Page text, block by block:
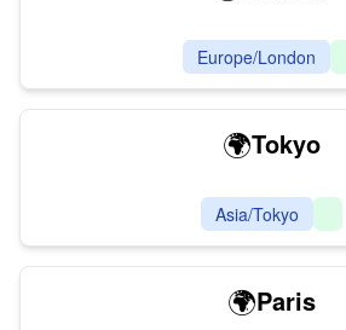
Europe/London
🌍Tokyo
Asia/Tokyo
🌍Paris